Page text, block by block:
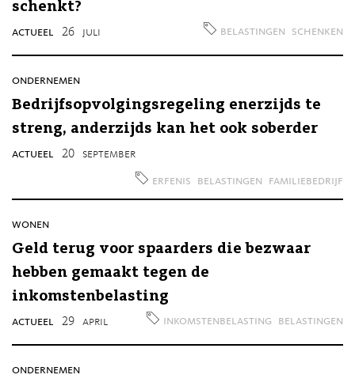
schenkt?
actueel 26 juli belastingen schenken
ondernemen
Bedrijfsopvolgingsregeling enerzijds te
streng, anderzijds kan het ook soberder
actueel 20 september
erfenis belastingen familiebedrijf
wonen
Geld terug voor spaarders die bezwaar
hebben gemaakt tegen de
inkomstenbelasting
actueel 29 april inkomstenbelasting belastingen
ondernemen